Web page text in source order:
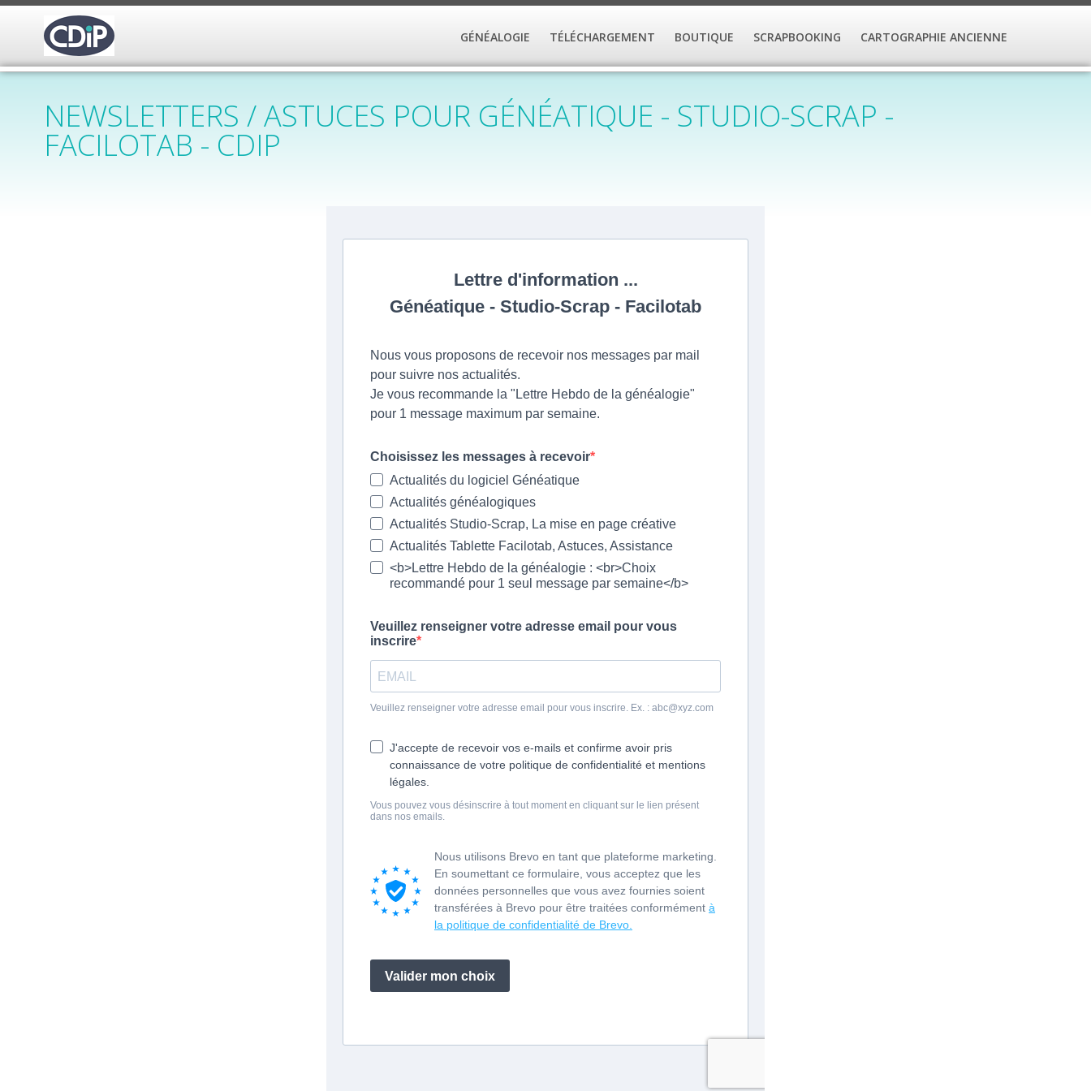
GÉNÉALOGIE TÉLÉCHARGEMENT BOUTIQUE SCRAPBOOKING CARTOGRAPHIE ANCIENNE
NEWSLETTERS / ASTUCES POUR GÉNÉATIQUE - STUDIO-SCRAP -
FACILOTAB - CDIP